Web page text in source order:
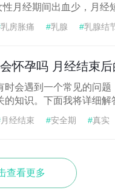
月经期间出血少，月经
乳房胀痛 #乳腺 #乳腺结
怀孕吗 月经结束
会遇到一个常见的问题
的知识。下面我将详细
月经结束 #安全期 #真实
查看更多